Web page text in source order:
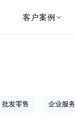
客户案例
批发零售 企业服务